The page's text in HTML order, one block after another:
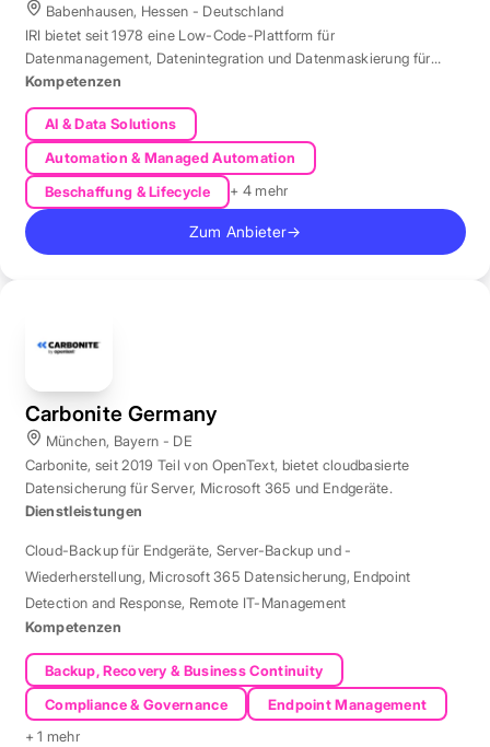
Babenhausen, Hessen - Deutschland
IRI bietet seit 1978 eine Low-Code-Plattform für
Datenmanagement, Datenintegration und Datenmaskierung für
produktive Datenbestände weltweit.
Kompetenzen
AI & Data Solutions
Automation & Managed Automation
Beschaffung & Lifecycle
+ 4 mehr
Zum Anbieter→
Carbonite Germany
München, Bayern - DE
Carbonite, seit 2019 Teil von OpenText, bietet cloudbasierte
Datensicherung für Server, Microsoft 365 und Endgeräte.
Dienstleistungen
Cloud-Backup für Endgeräte, Server-Backup und -
Wiederherstellung, Microsoft 365 Datensicherung, Endpoint
Detection and Response, Remote IT-Management
Kompetenzen
Backup, Recovery & Business Continuity
Compliance & Governance
Endpoint Management
+ 1 mehr